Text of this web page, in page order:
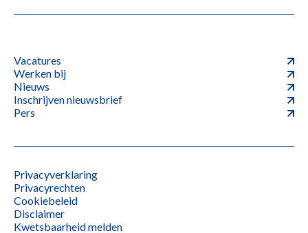
Vacatures
Werken bij
Nieuws
Inschrijven nieuwsbrief
Pers
Privacyverklaring
Privacyrechten
Cookiebeleid
Disclaimer
Kwetsbaarheid melden